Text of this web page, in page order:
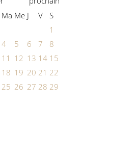
Ma Me J V
S
1
4 5 6 7
8
11 12 13 14 15
18 19 20 21 22
25 26 27 28 29